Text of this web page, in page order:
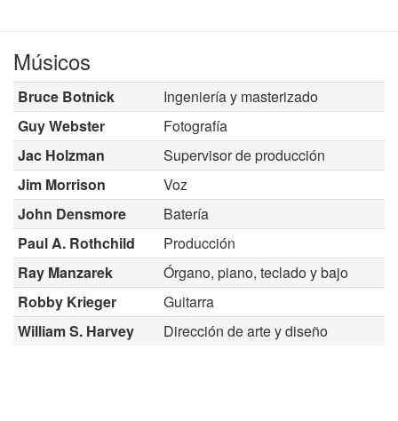
Músicos
Bruce Botnick
Ingeniería y masterizado
Guy Webster
Fotografía
Jac Holzman
Supervisor de producción
Jim Morrison
Voz
John Densmore
Batería
Paul A. Rothchild
Producción
Ray Manzarek
Órgano, piano, teclado y bajo
Robby Krieger
Guitarra
William S. Harvey
Dirección de arte y diseño